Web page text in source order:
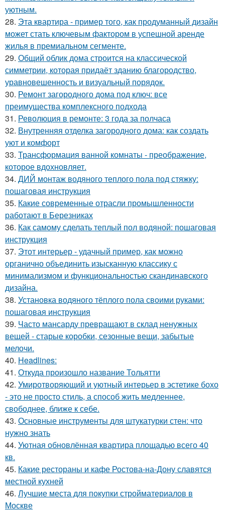
уютным.
28. Эта квартира - пример того, как продуманный дизайн
может стать ключевым фактором в успешной аренде
жилья в премиальном сегменте.
29. Общий облик дома строится на классической
симметрии, которая придаёт зданию благородство,
уравновешенность и визуальный порядок.
30. Ремонт загородного дома под ключ: все
преимущества комплексного подхода
31. Революция в ремонте: 3 года за полчаса
32. Внутренняя отделка загородного дома: как создать
уют и комфорт
33. Трансформация ванной комнаты - преображение,
которое вдохновляет.
34. ДИЙ монтаж водяного теплого пола под стяжку:
пошаговая инструкция
35. Какие современные отрасли промышленности
работают в Березниках
36. Как самому сделать теплый пол водяной: пошаговая
инструкция
37. Этот интерьер - удачный пример, как можно
органично объединить изысканную классику с
минимализмом и функциональностью скандинавского
дизайна.
38. Установка водяного тёплого пола своими руками:
пошаговая инструкция
39. Часто мансарду превращают в склад ненужных
вещей - старые коробки, сезонные вещи, забытые
мелочи.
40. Headlines:
41. Откуда произошло название Тольятти
42. Умиротворяющий и уютный интерьер в эстетике бохо
- это не просто стиль, а способ жить медленнее,
свободнее, ближе к себе.
43. Основные инструменты для штукатурки стен: что
нужно знать
44. Уютная обновлённая квартира площадью всего 40
кв.
45. Какие рестораны и кафе Ростова-на-Дону славятся
местной кухней
46. Лучшие места для покупки стройматериалов в
Москве